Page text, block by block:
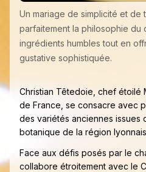
Un mariage de simplicité et de
parfaitement la philosophie du
ingrédients humbles tout en
gustative sophistiquée.
Christian Têtedoie, chef étoilé
de France, se consacre avec
des variétés anciennes issues
botanique de la région
Face aux défis posés par le
collabore étroitement avec le